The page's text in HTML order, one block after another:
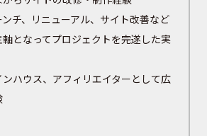
チ、リニューアル、サイト改善など
軸となってプロジェクトを完遂した実
ハウス、アフィリエイターとして広